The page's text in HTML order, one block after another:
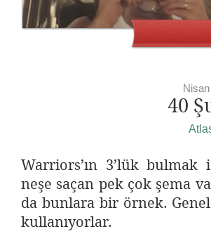
40
Warriors’ın 3’lük
neşe saçan pek çok şema
da bunlara bir örnek.
kullanıyorlar.